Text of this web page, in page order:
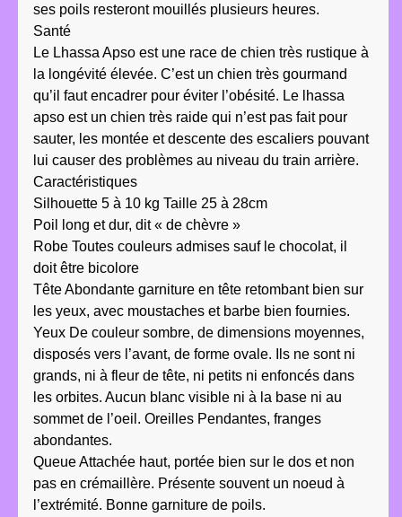
ses poils resteront mouillés plusieurs heures.
Santé
Le Lhassa Apso est une race de chien très rustique à
la longévité élevée. C’est un chien très gourmand
qu’il faut encadrer pour éviter l’obésité. Le lhassa
apso est un chien très raide qui n’est pas fait pour
sauter, les montée et descente des escaliers pouvant
lui causer des problèmes au niveau du train arrière.
Caractéristiques
Silhouette 5 à 10 kg Taille 25 à 28cm
Poil long et dur, dit « de chèvre »
Robe Toutes couleurs admises sauf le chocolat, il
doit être bicolore
Tête Abondante garniture en tête retombant bien sur
les yeux, avec moustaches et barbe bien fournies.
Yeux De couleur sombre, de dimensions moyennes,
disposés vers l’avant, de forme ovale. Ils ne sont ni
grands, ni à fleur de tête, ni petits ni enfoncés dans
les orbites. Aucun blanc visible ni à la base ni au
sommet de l’oeil. Oreilles Pendantes, franges
abondantes.
Queue Attachée haut, portée bien sur le dos et non
pas en crémaillère. Présente souvent un noeud à
l’extrémité. Bonne garniture de poils.